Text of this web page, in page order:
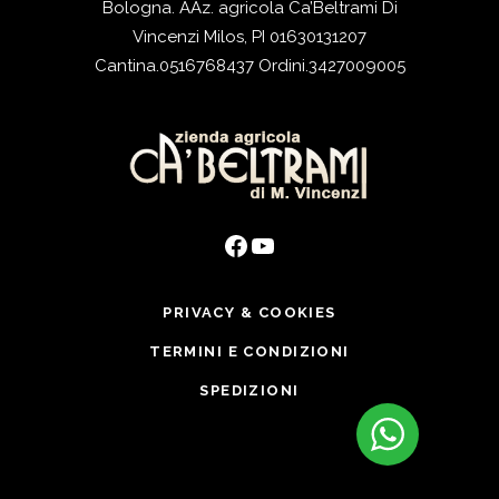
Bologna. AAz. agricola Ca’Beltrami Di
Vincenzi Milos, PI 01630131207
Cantina.0516768437 Ordini.3427009005
Facebook
YouTube
PRIVACY & COOKIES
TERMINI E CONDIZIONI
SPEDIZIONI